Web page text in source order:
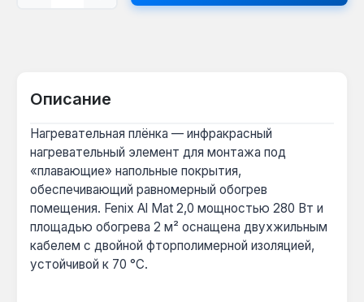
Описание
Нагревательная плёнка — инфракрасный
нагревательный элемент для монтажа под
«плавающие» напольные покрытия,
обеспечивающий равномерный обогрев
помещения. Fenix Al Mat 2,0 мощностью 280 Вт и
площадью обогрева 2 м² оснащена двухжильным
кабелем с двойной фторполимерной изоляцией,
устойчивой к 70 °C.